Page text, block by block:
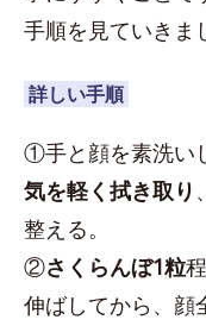
手順を見ていきま
詳しい手順
①手と顔を素洗い
気を軽く拭き取り
整える。
②さくらんぼ1粒
伸ばしてから、顔